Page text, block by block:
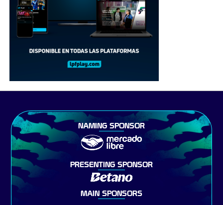
NAMING SPONSOR
PRESENTING SPONSOR
MAIN SPONSORS